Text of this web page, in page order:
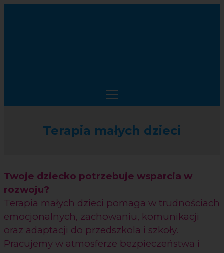
Terapia małych dzieci
Twoje dziecko potrzebuje wsparcia w
rozwoju?
Terapia małych dzieci pomaga w trudnościach
emocjonalnych, zachowaniu, komunikacji
oraz adaptacji do przedszkola i szkoły.
Pracujemy w atmosferze bezpieczeństwa i